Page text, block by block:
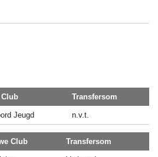
Transfersom
Jeugd n.v.t.
Club Transfersom